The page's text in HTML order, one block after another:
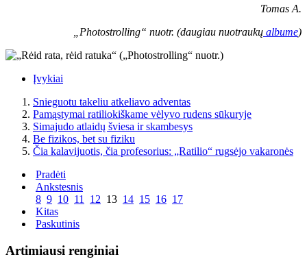
Tomas A.
„Photostrolling“ nuotr. (daugiau nuotraukų albume)
Įvykiai
Snieguotu takeliu atkeliavo adventas
Pamąstymai ratiliokiškame vėlyvo rudens sūkuryje
Simajudo atlaidų šviesa ir skambesys
Be fizikos, bet su fiziku
Čia kalavijuotis, čia profesorius: „Ratilio“ rugsėjo vakaronės
Pradėti
Ankstesnis
8 9 10 11 12 13 14 15 16 17
Kitas
Paskutinis
Artimiausi renginiai